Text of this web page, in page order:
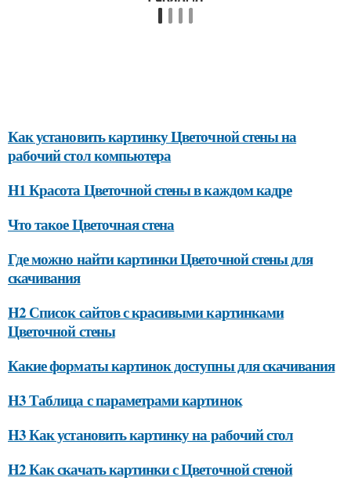
Как установить картинку Цветочной стены на
рабочий стол компьютера
H1 Красота Цветочной стены в каждом кадре
Что такое Цветочная стена
Где можно найти картинки Цветочной стены для
скачивания
H2 Список сайтов с красивыми картинками
Цветочной стены
Какие форматы картинок доступны для скачивания
H3 Таблица с параметрами картинок
H3 Как установить картинку на рабочий стол
H2 Как скачать картинки с Цветочной стеной